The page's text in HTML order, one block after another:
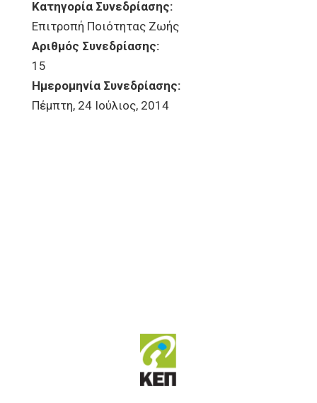
Κατηγορία Συνεδρίασης:
Επιτροπή Ποιότητας Ζωής
Αριθμός Συνεδρίασης:
15
Ημερομηνία Συνεδρίασης:
Πέμπτη, 24 Ιούλιος, 2014